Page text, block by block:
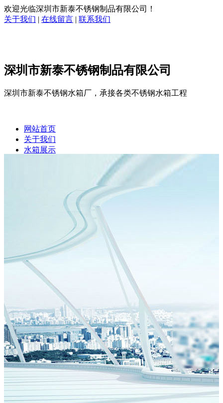
欢迎光临深圳市新泰不锈钢制品有限公司！
关于我们 | 在线留言 | 联系我们
深圳市新泰不锈钢制品有限公司
深圳市新泰不锈钢水箱厂，承接各类不锈钢水箱工程
网站首页
关于我们
水箱展示